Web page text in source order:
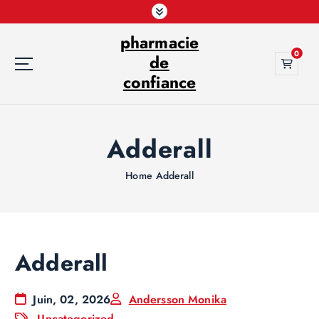
k
pharmacie
de
confiance
0
Adderall
Home Adderall
Adderall
Juin, 02, 2026
Andersson Monika